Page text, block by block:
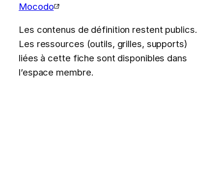
Mocodo
Les contenus de définition restent publics.
Les ressources (outils, grilles, supports)
liées à cette fiche sont disponibles dans
l’espace membre.